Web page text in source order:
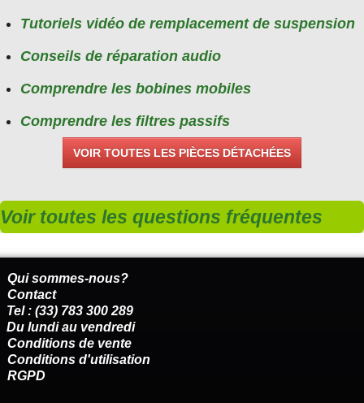
Tutoriels vidéo de remplacement de suspension
Conseils de réparation audio
Comprendre les bobines mobiles
Comprendre les filtres passifs
VOIR TOUTES LES PIÈCES DÉTACHÉES
Voir toutes les questions fréquentes
Qui sommes-nous?
Contact
Tel : (33) 783 300 289
Du lundi au vendredi
Conditions de vente
Conditions d'utilisation
RGPD